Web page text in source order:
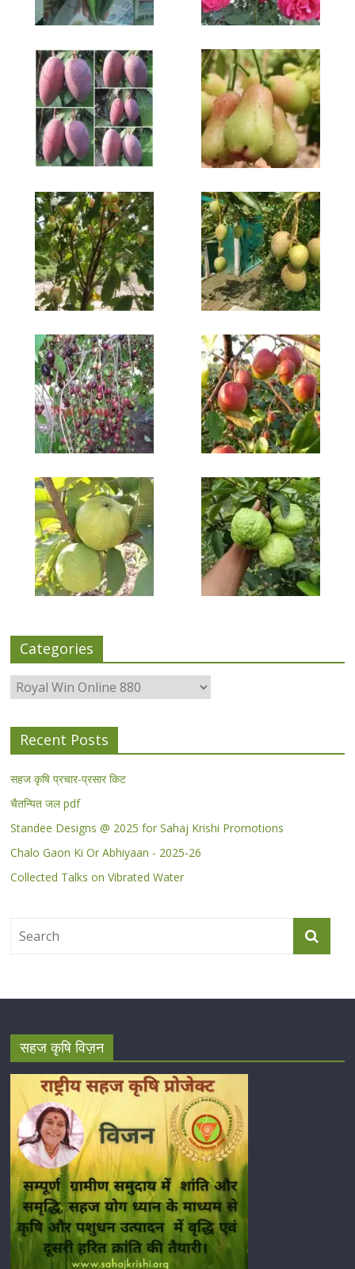
Categories
Categories
Recent Posts
सहज कृषि प्रचार-प्रसार किट
चैतन्यित जल pdf
Standee Designs @ 2025 for Sahaj Krishi Promotions
Chalo Gaon Ki Or Abhiyaan - 2025-26
Collected Talks on Vibrated Water
सहज कृषि विज़न